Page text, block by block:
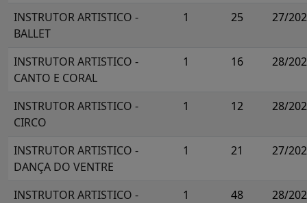
INSTRUTOR ARTISTICO -
BALLET
1 25 27/
INSTRUTOR ARTISTICO -
CANTO E CORAL
1 16 28/
INSTRUTOR ARTISTICO -
CIRCO
1 12 28/
INSTRUTOR ARTISTICO -
DANÇA DO VENTRE
1 21 27/
INSTRUTOR ARTISTICO -
1 48 28/